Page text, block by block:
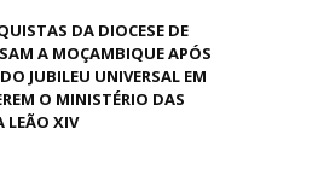
DA DIOCESE DE
A MOÇAMBIQUE APÓS
JUBILEU UNIVERSAL EM
O MINISTÉRIO DAS
LEÃO XIV